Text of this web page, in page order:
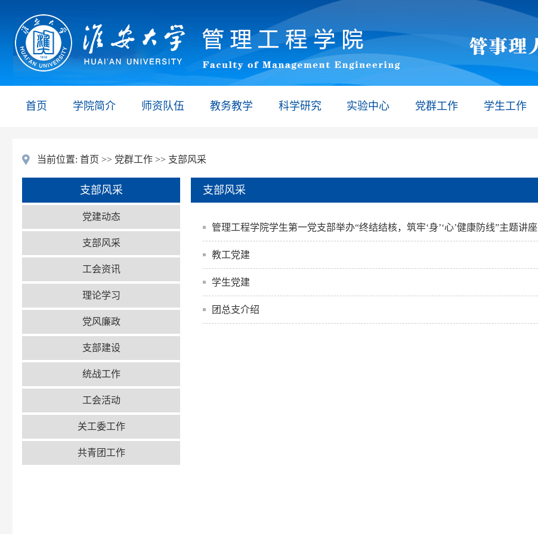
首页 学院简介 师资队伍 教务教学 科学研究 实验中心 党群工作 学生工作
当前位置: 首页 >> 党群工作 >> 支部风采
支部风采
党建动态
支部风采
工会资讯
理论学习
党风廉政
支部建设
统战工作
工会活动
关工委工作
共青团工作
支部风采
管理工程学院学生第一党支部举办“终结结核，筑牢‘身’‘心’健康防线”主题讲座
教工党建
学生党建
团总支介绍